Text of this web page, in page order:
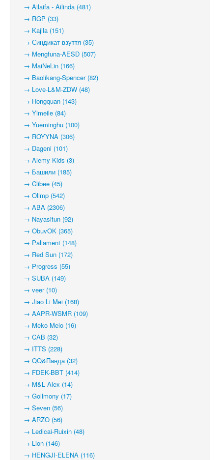
→ Ailaifa - Ailinda (481)
→ RGP (33)
→ Kajila (151)
→ Синдикат взуття (35)
→ Mengfuna-AESD (507)
→ MaiNeLin (166)
→ Baolikang-Spencer (82)
→ Love-L&M-ZDW (48)
→ Hongquan (143)
→ Yimeile (84)
→ Yueminghu (100)
→ ROYYNA (306)
→ Dageni (101)
→ Alemy Kids (3)
→ Башили (185)
→ Clibee (45)
→ Olimp (542)
→ ABA (2306)
→ Nayasitun (92)
→ ObuvOK (365)
→ Paliament (148)
→ Red Sun (172)
→ Progress (55)
→ SUBA (149)
→ veer (10)
→ Jiao Li Mei (168)
→ AAPR-WSMR (109)
→ Meko Melo (16)
→ CAB (32)
→ ITTS (228)
→ QQ&Панда (32)
→ FDEK-BBT (414)
→ M&L Alex (14)
→ Gollmony (17)
→ Seven (56)
→ ARZO (56)
→ Ledicai-Ruixin (48)
→ Lion (146)
→ HENGJI-ELENA (116)